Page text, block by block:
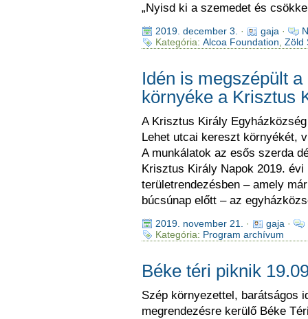
„Nyisd ki a szemedet és
2019. december 3. · gaja ·
Kategória: Alcoa Foundation Zöld
Idén is megszépült
környéke a Krisztus
A Krisztus Király
Lehet utcai kereszt környékét,
A munkálatok az esős szerda
Krisztus Király Napok 2019.
területrendezésben – amely
búcsúnap előtt – az
2019. november 21. · gaja ·
Kategória: Program archívum
Béke téri piknik
Szép környezettel, barátságos
megrendezésre kerülő Béke